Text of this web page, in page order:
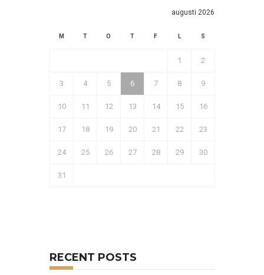
augusti 2026
M T O T F L S
1 2
3 4 5 6 7 8 9
10 11 12 13 14 15 16
17 18 19 20 21 22 23
24 25 26 27 28 29 30
31
RECENT POSTS